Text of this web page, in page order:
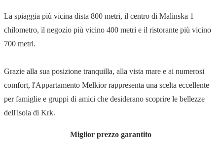
La spiaggia più vicina dista 800 metri, il centro di Malinska 1
chilometro, il negozio più vicino 400 metri e il ristorante più vicino
700 metri.
Grazie alla sua posizione tranquilla, alla vista mare e ai numerosi
comfort, l'Appartamento Melkior rappresenta una scelta eccellente
per famiglie e gruppi di amici che desiderano scoprire le bellezze
dell'isola di Krk.
Miglior prezzo garantito